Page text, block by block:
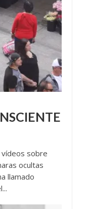
sobre
ocultas
llamado